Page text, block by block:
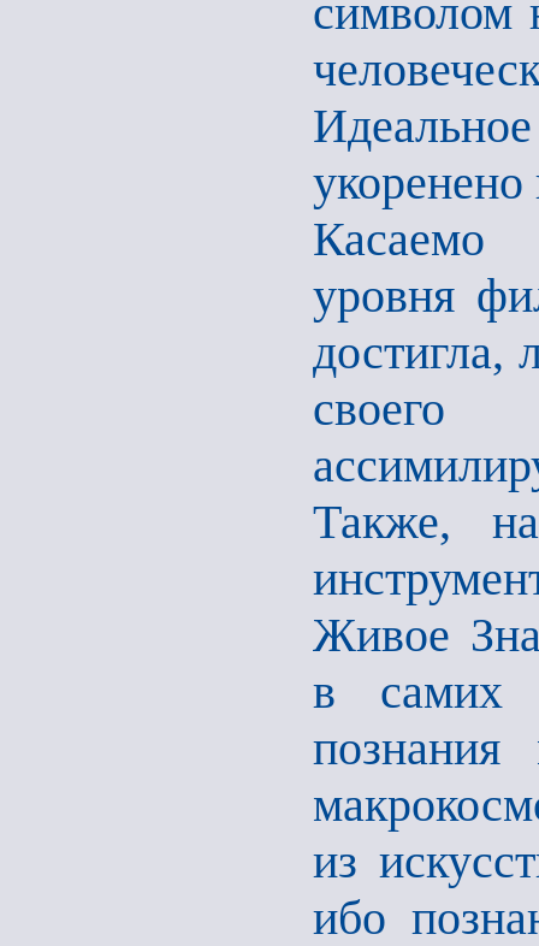
символом
Касаемо
уровня
достигла,
своего
Также,
Живое
в самих
из
ибо